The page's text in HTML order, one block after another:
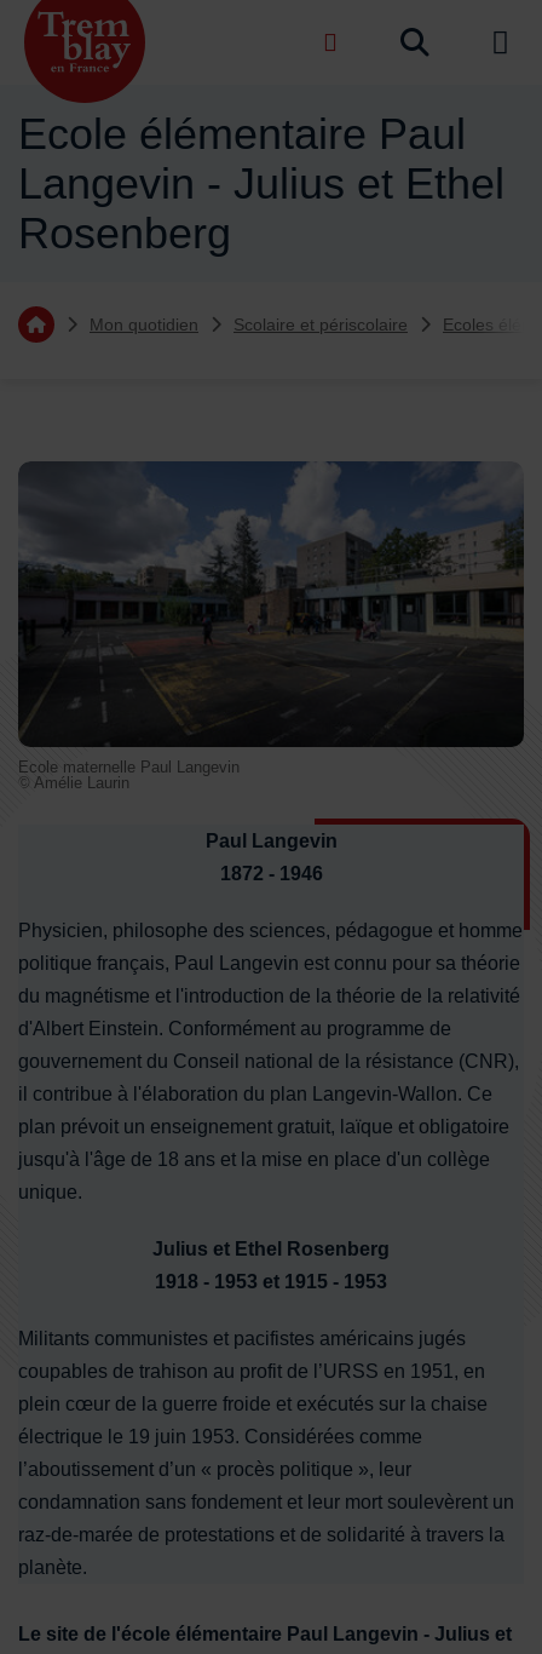
Menu de raccourcis
Accueil ville de Tremblay-en-France de
Ecole élémentaire Paul
Langevin - Julius et Ethel
Rosenberg
Vous êtes ici :
Retourner à l'accueil
Mon quotidien Scolaire et périscolaire Ecoles
Ecole maternelle Paul Langevin
Ecole maternelle Paul Langevin
© Amélie Laurin
Paul Langevin
1872 - 1946
Physicien, philosophe des sciences, pédagogue et homme
politique français, Paul Langevin est connu pour sa théorie
du magnétisme et l'introduction de la théorie de la relativité
d'Albert Einstein. Conformément au programme de
gouvernement du Conseil national de la résistance (CNR),
il contribue à l'élaboration du plan Langevin-Wallon. Ce
plan prévoit un enseignement gratuit, laïque et obligatoire
jusqu'à l'âge de 18 ans et la mise en place d'un collège
unique.
Julius et Ethel Rosenberg
1918 - 1953 et 1915 - 1953
Militants communistes et pacifistes américains jugés
coupables de trahison au profit de l’URSS en 1951, en
plein cœur de la guerre froide et exécutés sur la chaise
électrique le 19 juin 1953. Considérées comme
l’aboutissement d’un « procès politique », leur
condamnation sans fondement et leur mort soulevèrent un
raz-de-marée de protestations et de solidarité à travers la
planète.
Le site de l'école élémentaire Paul Langevin - Julius et